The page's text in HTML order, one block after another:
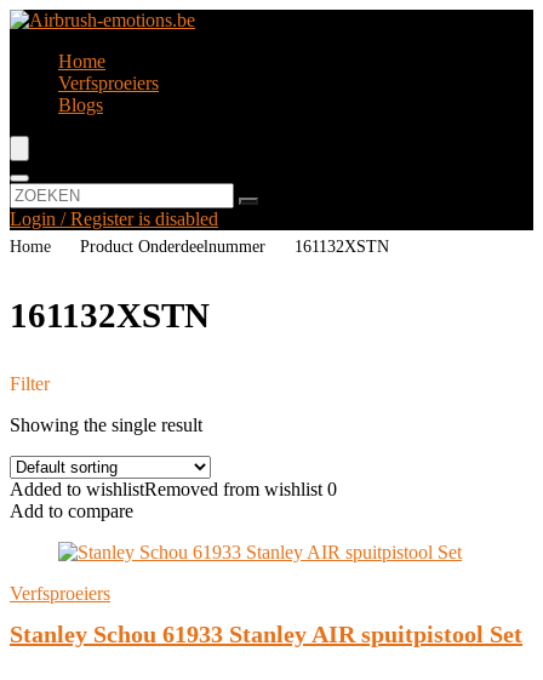
Home
Verfsproeiers
Blogs
Login / Register is disabled
Home Product Onderdeelnummer ‎161132XSTN
‎161132XSTN
Filter
Showing the single result
Added to wishlistRemoved from wishlist 0
Add to compare
Verfsproeiers
Stanley Schou 61933 Stanley AIR spuitpistool Set